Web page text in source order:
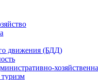
движения (БДД)